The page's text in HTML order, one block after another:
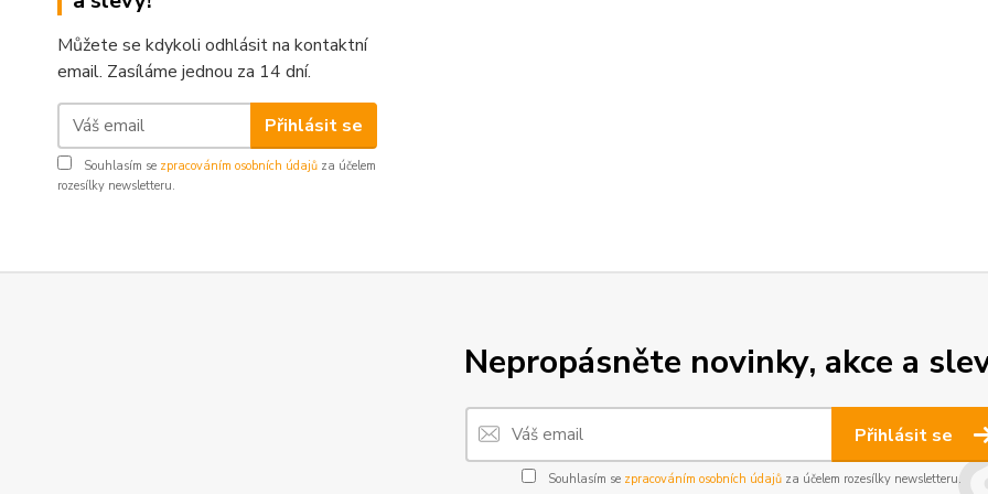
Můžete se kdykoli odhlásit na kontaktní
email. Zasíláme jednou za 14 dní.
Přihlásit se
Souhlasím se zpracováním osobních údajů za účelem
rozesílky newsletteru.
Nepropásněte novinky, akce a
Přihlásit se
Souhlasím se zpracováním osobních údajůza účelem rozesílky newsletteru.